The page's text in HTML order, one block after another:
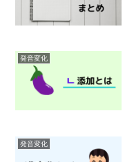
発音変化
発音変化